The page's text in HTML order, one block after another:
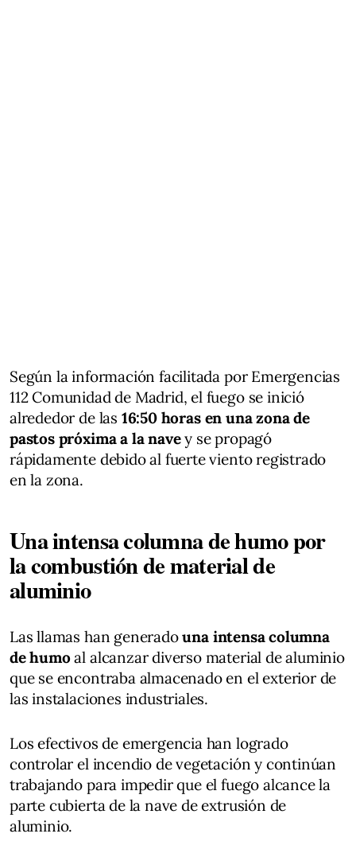
Según la información facilitada por Emergencias
112 Comunidad de Madrid, el fuego se inició
alrededor de las 16:50 horas en una zona de
pastos próxima a la navey se propagó
rápidamente debido al fuerte viento registrado
en la zona.
Una intensa columna de humo por
la combustión de material de
aluminio
Las llamas han generadouna intensa columna
de humoal alcanzar diverso material de aluminio
que se encontraba almacenado en el exterior de
las instalaciones industriales.
Los efectivos de emergencia han logrado
controlar el incendio de vegetación y continúan
trabajando para impedir que el fuego alcance la
parte cubierta de la nave de extrusión de
aluminio.